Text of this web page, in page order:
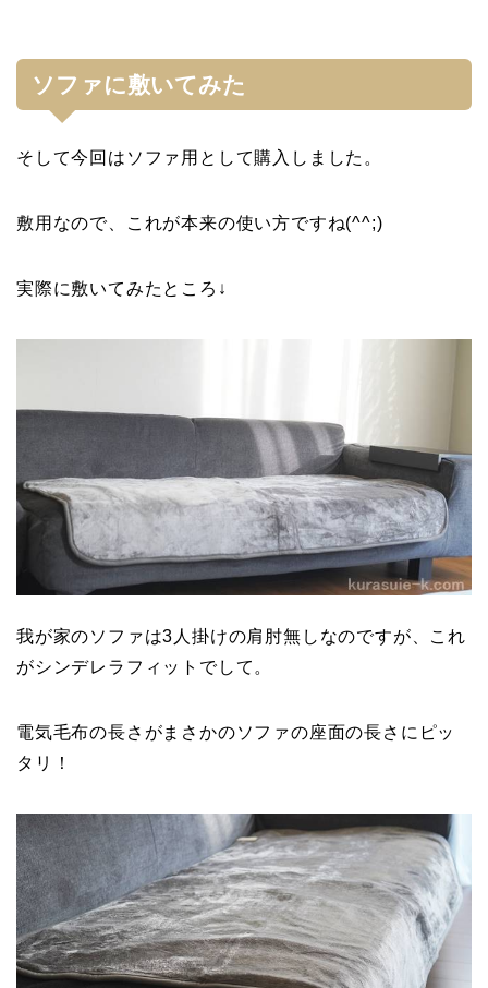
ソファに敷いてみた
そして今回はソファ用として購入しました。
敷用なので、これが本来の使い方ですね(^^;)
実際に敷いてみたところ↓
我が家のソファは3人掛けの肩肘無しなのですが、これ
がシンデレラフィットでして。
電気毛布の長さがまさかのソファの座面の長さにピッ
タリ！